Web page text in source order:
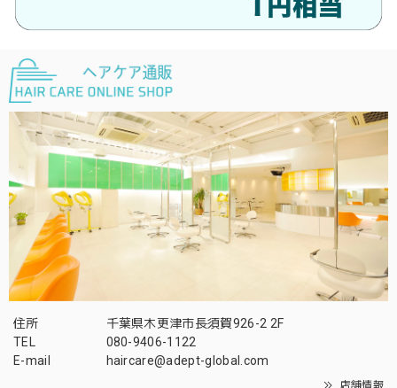
住所
千葉県木更津市長須賀926-2 2F
TEL
080-9406-1122
E-mail
haircare@adept-global.com
店舗情報